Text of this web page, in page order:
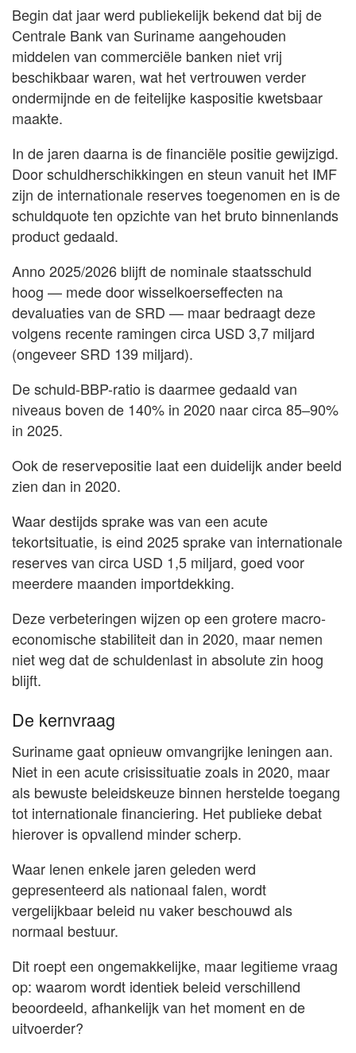
Begin dat jaar werd publiekelijk bekend dat bij de
Centrale Bank van Suriname aangehouden
middelen van commerciële banken niet vrij
beschikbaar waren, wat het vertrouwen verder
ondermijnde en de feitelijke kaspositie kwetsbaar
maakte.
In de jaren daarna is de financiële positie gewijzigd.
Door schuldherschikkingen en steun vanuit het IMF
zijn de internationale reserves toegenomen en is de
schuldquote ten opzichte van het bruto binnenlands
product gedaald.
Anno 2025/2026 blijft de nominale staatsschuld
hoog — mede door wisselkoerseffecten na
devaluaties van de SRD — maar bedraagt deze
volgens recente ramingen circa USD 3,7 miljard
(ongeveer SRD 139 miljard).
De schuld-BBP-ratio is daarmee gedaald van
niveaus boven de 140% in 2020 naar circa 85–90%
in 2025.
Ook de reservepositie laat een duidelijk ander beeld
zien dan in 2020.
Waar destijds sprake was van een acute
tekortsituatie, is eind 2025 sprake van internationale
reserves van circa USD 1,5 miljard, goed voor
meerdere maanden importdekking.
Deze verbeteringen wijzen op een grotere macro-
economische stabiliteit dan in 2020, maar nemen
niet weg dat de schuldenlast in absolute zin hoog
blijft.
De kernvraag
Suriname gaat opnieuw omvangrijke leningen aan.
Niet in een acute crisissituatie zoals in 2020, maar
als bewuste beleidskeuze binnen herstelde toegang
tot internationale financiering. Het publieke debat
hierover is opvallend minder scherp.
Waar lenen enkele jaren geleden werd
gepresenteerd als nationaal falen, wordt
vergelijkbaar beleid nu vaker beschouwd als
normaal bestuur.
Dit roept een ongemakkelijke, maar legitieme vraag
op: waarom wordt identiek beleid verschillend
beoordeeld, afhankelijk van het moment en de
uitvoerder?